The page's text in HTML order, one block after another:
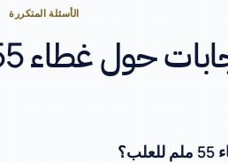
الأسئلة المتكررة
حول غطاء 55 ملم للعلب.